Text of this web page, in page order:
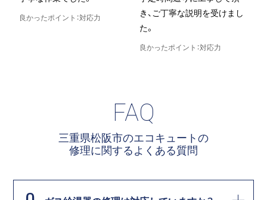
良かったポイント：対応力
き、ご丁寧な説明を受けまし
た。
良かったポイント：対応力
FAQ
三重県松阪市のエコキュートの
修理に関するよくある質問